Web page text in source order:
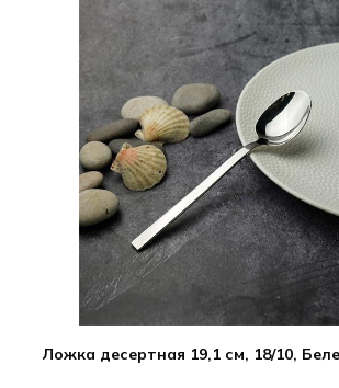
Ложка десертная 19,1 см, 18/10,